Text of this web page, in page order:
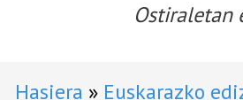
Ostiraletan
Hasiera
Euskarazko